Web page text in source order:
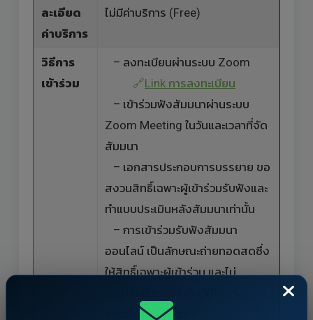
ละเอียด
ค่าบริการ
ไม่มีค่าบริการ (Free)
วิธีการ
เข้าร่วม
– ลงทะเบียนผ่านระบบ Zoom
🔗Link การลงทะเบียน
– เข้าร่วมฟังสัมมนาผ่านระบบ
Zoom Meeting ในวันและเวลาที่จัด
สัมมนา
– เอกสารประกอบการบรรยาย ขอ
สงวนสิทธิ์เฉพาะผู้เข้าร่วมรับฟังและ
ทำแบบประเมินหลังสัมมนาเท่านั้น
– การเข้าร่วมรับฟังสัมมนา
ออนไลน์ เป็นลักษณะถ่ายทอดสดซึ่ง
ให้สิทธิ์เฉพาะผู้เข้าร่วม และไม่
จ่ายวีดีโอดังกล่าวได้